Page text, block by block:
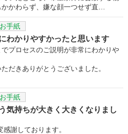
かわらず、嫌な顔一つせず直…
お手紙
わかりやすかったと思います
プロセスのご説明が非常にわかりや
だきありがとうございました。
お手紙
気持ちが大きく大きくなりまし
謝しております。